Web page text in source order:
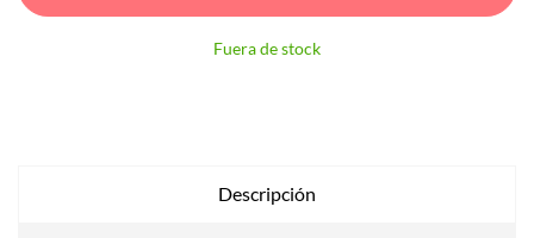
Fuera de stock
Descripción